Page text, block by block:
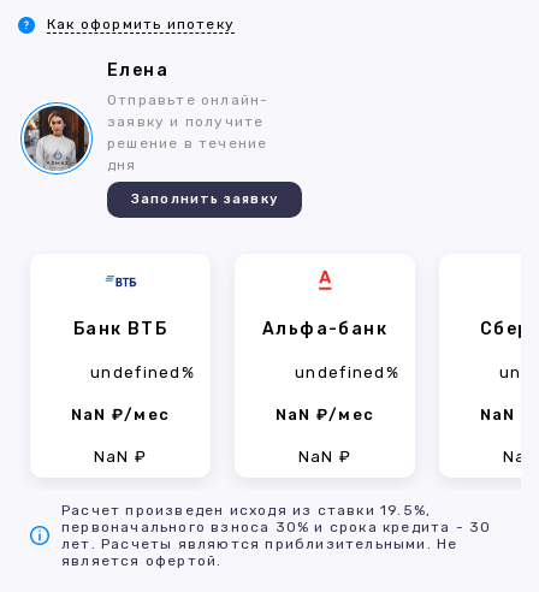
Как оформить ипотеку
Елена
Отправьте онлайн-
заявку и получите
решение в течение
дня
Заполнить заявку
Банк ВТБ
undefined%
NaN ₽/мес
NaN ₽
Альфа-банк
undefined%
NaN ₽/мес
NaN ₽
NaN
Расчет произведен исходя из ставки 19.5%,
первоначального взноса 30% и срока кредита - 30
лет. Расчеты являются приблизительными. Не
является офертой.